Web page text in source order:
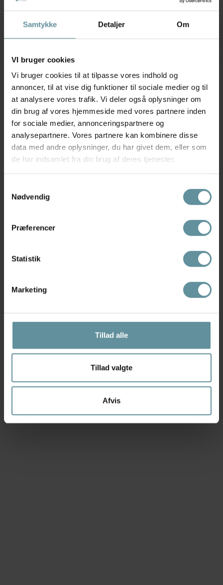
Samtykke Detaljer Om
VI bruger cookies
Vi bruger cookies til at tilpasse vores indhold og
annoncer, til at vise dig funktioner til sociale medier og til
at analysere vores trafik. Vi deler også oplysninger om
din brug af vores hjemmeside med vores partnere inden
for sociale medier, annonceringspartnere og
analysepartnere. Vores partnere kan kombinere disse
data med andre oplysninger, du har givet dem, eller som
de har indsamlet fra din brug af deres tjenester.
Nødvendig
Præferencer
Statistik
Marketing
Tillad alle
Tillad valgte
Afvis
Webshop henvendelserwebshop@snoir.dk
Øvrigt:snoir@snoir.dk
Følg os påFacebook
Kundeservice
Kategorier
Brands
Besøg butik